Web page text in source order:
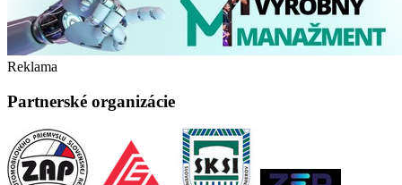
Reklama
Partnerské organizácie